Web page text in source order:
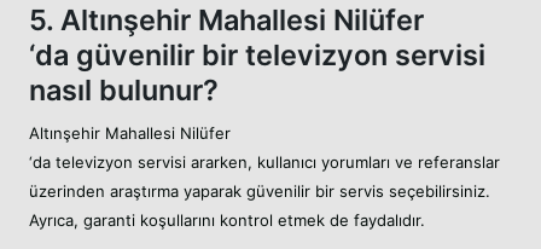
5. Altınşehir Mahallesi Nilüfer
‘da güvenilir bir televizyon servisi
nasıl bulunur?
Altınşehir Mahallesi Nilüfer
‘da televizyon servisi ararken, kullanıcı yorumları ve referanslar
üzerinden araştırma yaparak güvenilir bir servis seçebilirsiniz.
Ayrıca, garanti koşullarını kontrol etmek de faydalıdır.